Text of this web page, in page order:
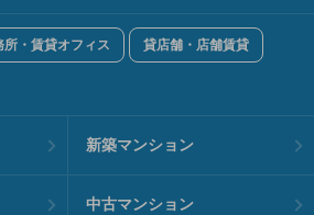
所・賃貸オフィス 貸店舗・店舗賃貸
新築マンション
中古マンション